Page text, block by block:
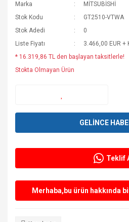
Marka
MİTSUBİSHİ
Stok Kodu
GT2510-VTWA
Stok Adedi
0
Liste Fiyatı
3.466,00 EUR +
* 16.319,86 TL den başlayan taksitlerle!
Stokta Olmayan Ürün
GELİNCE
Teklif
Merhaba,bu ürün hakkında